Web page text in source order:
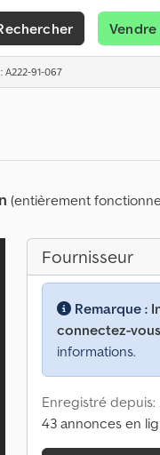
Vendre
A222-91-067
(entièrement
Fournisseur
Remarque :
connectez-
informations.
Enregistré depuis:
43 annonces en